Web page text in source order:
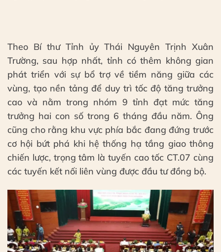
Theo Bí thư Tỉnh ủy Thái Nguyên Trịnh Xuân
Trường, sau hợp nhất, tỉnh có thêm không gian
phát triển với sự bổ trợ về tiềm năng giữa các
vùng, tạo nền tảng để duy trì tốc độ tăng trưởng
cao và nằm trong nhóm 9 tỉnh đạt mức tăng
trưởng hai con số trong 6 tháng đầu năm. Ông
cũng cho rằng khu vực phía bắc đang đứng trước
cơ hội bứt phá khi hệ thống hạ tầng giao thông
chiến lược, trọng tâm là tuyến cao tốc CT.07 cùng
các tuyến kết nối liên vùng được đầu tư đồng bộ.